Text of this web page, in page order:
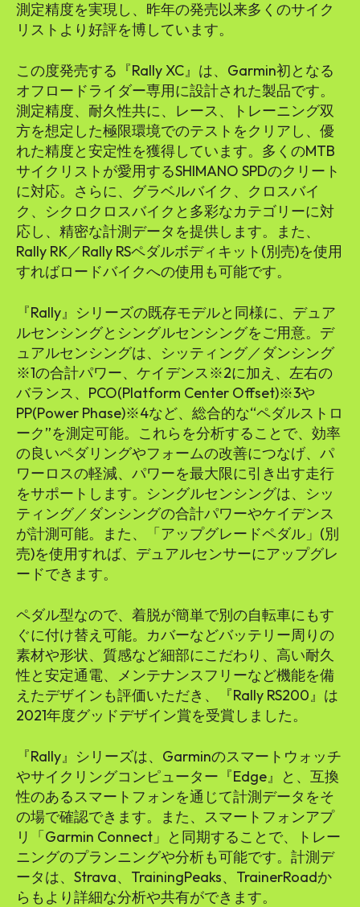
測定精度を実現し、昨年の発売以来多くのサイク
リストより好評を博しています。
この度発売する『Rally XC』は、Garmin初となる
オフロードライダー専用に設計された製品です。
測定精度、耐久性共に、レース、トレーニング双
方を想定した極限環境でのテストをクリアし、優
れた精度と安定性を獲得しています。多くのMTB
サイクリストが愛用するSHIMANO SPDのクリート
に対応。さらに、グラベルバイク、クロスバイ
ク、シクロクロスバイクと多彩なカテゴリーに対
応し、精密な計測データを提供します。また、
Rally RK／Rally RSペダルボディキット(別売)を使用
すればロードバイクへの使用も可能です。
『Rally』シリーズの既存モデルと同様に、デュア
ルセンシングとシングルセンシングをご用意。デ
ュアルセンシングは、シッティング／ダンシング
※1の合計パワー、ケイデンス※2に加え、左右の
バランス、PCO(Platform Center Offset)※3や
PP(Power Phase)※4など、総合的な“ペダルストロ
ーク”を測定可能。これらを分析することで、効率
の良いペダリングやフォームの改善につなげ、パ
ワーロスの軽減、パワーを最大限に引き出す走行
をサポートします。シングルセンシングは、シッ
ティング／ダンシングの合計パワーやケイデンス
が計測可能。また、「アップグレードペダル」(別
売)を使用すれば、デュアルセンサーにアップグレ
ードできます。
ペダル型なので、着脱が簡単で別の自転車にもす
ぐに付け替え可能。カバーなどバッテリー周りの
素材や形状、質感など細部にこだわり、高い耐久
性と安定通電、メンテナンスフリーなど機能を備
えたデザインも評価いただき、『Rally RS200』は
2021年度グッドデザイン賞を受賞しました。
『Rally』シリーズは、Garminのスマートウォッチ
やサイクリングコンピューター『Edge』と、互換
性のあるスマートフォンを通じて計測データをそ
の場で確認できます。また、スマートフォンアプ
リ「Garmin Connect」と同期することで、トレー
ニングのプランニングや分析も可能です。計測デ
ータは、Strava、TrainingPeaks、TrainerRoadか
らもより詳細な分析や共有ができます。